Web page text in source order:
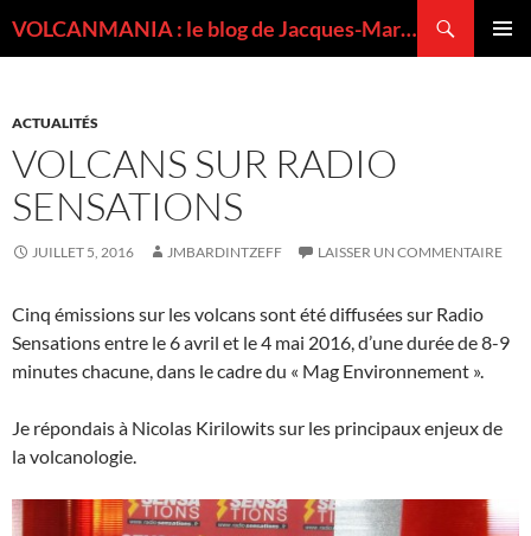
VOLCANMANIA : le blog de Jacques-Marie BARDINTZEFF, volcanologue
ACTUALITÉS
VOLCANS SUR RADIO
SENSATIONS
JUILLET 5, 2016 JMBARDINTZEFF LAISSER UN COMMENTAIRE
Cinq émissions sur les volcans sont été diffusées sur Radio
Sensations entre le 6 avril et le 4 mai 2016, d’une durée de 8-9
minutes chacune, dans le cadre du « Mag Environnement ».
Je répondais à Nicolas Kirilowits sur les principaux enjeux de
la volcanologie.